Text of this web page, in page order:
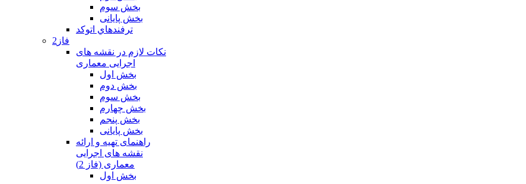
بخش سوم
بخش پایانی
ترفندهاي اتوكد
فاز2
نکات لازم در نقشه های
اجرایی معماری
بخش اول
بخش دوم
بخش سوم
بخش چهارم
بخش پنجم
بخش پایانی
راهنمای تهیه و ارائه
نقشه های اجرایی
معماری (فاز 2)
بخش اول